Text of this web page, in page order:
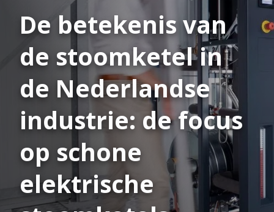
De betekenis van
de stoomketel in
de Nederlandse
industrie: de focus
op schone
elektrische